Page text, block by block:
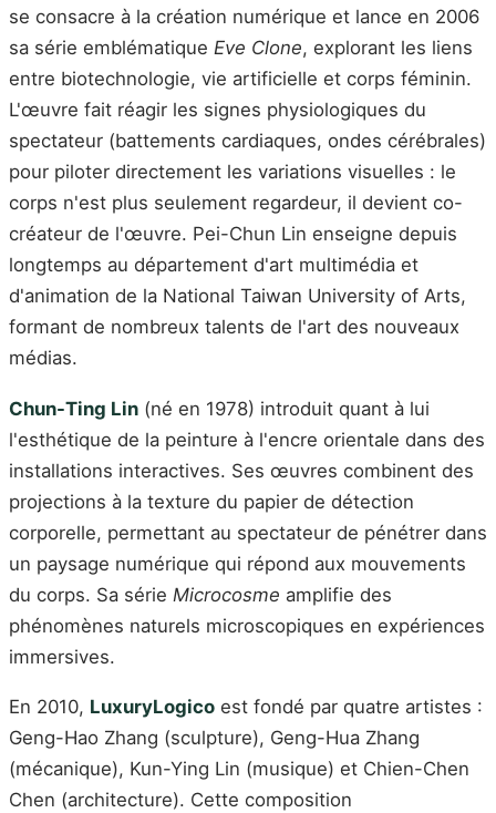
se consacre à la création numérique et lance en 2006
sa série emblématique Eve Clone, explorant les liens
entre biotechnologie, vie artificielle et corps féminin.
L'œuvre fait réagir les signes physiologiques du
spectateur (battements cardiaques, ondes cérébrales)
pour piloter directement les variations visuelles : le
corps n'est plus seulement regardeur, il devient co-
créateur de l'œuvre. Pei-Chun Lin enseigne depuis
longtemps au département d'art multimédia et
d'animation de la National Taiwan University of Arts,
formant de nombreux talents de l'art des nouveaux
médias.
Chun-Ting Lin (né en 1978) introduit quant à lui
l'esthétique de la peinture à l'encre orientale dans des
installations interactives. Ses œuvres combinent des
projections à la texture du papier de détection
corporelle, permettant au spectateur de pénétrer dans
un paysage numérique qui répond aux mouvements
du corps. Sa série Microcosme amplifie des
phénomènes naturels microscopiques en expériences
immersives.
En 2010, LuxuryLogico est fondé par quatre artistes :
Geng-Hao Zhang (sculpture), Geng-Hua Zhang
(mécanique), Kun-Ying Lin (musique) et Chien-Chen
Chen (architecture). Cette composition